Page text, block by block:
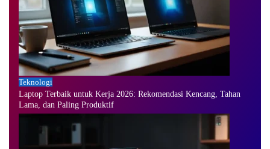
Teknologi
Laptop Terbaik untuk Kerja 2026: Rekomendasi Kencang, Tahan
Lama, dan Paling Produktif